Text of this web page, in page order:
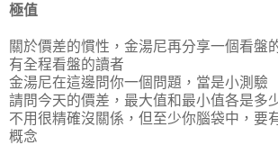
極值
關於價差的慣性，金湯尼再分享一個看盤
有全程看盤的讀者
金湯尼在這邊問你一個問題，當是小測驗
請問今天的價差，最大值和最小值各是多
不用很精確沒關係，但至少你腦袋中，要
概念